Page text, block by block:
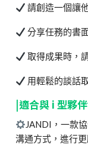
請創造一個讓
分享任務的書
取得成果時，
用輕鬆的談話
|適合與 i 型夥
JANDI，一款
溝通方式，進行